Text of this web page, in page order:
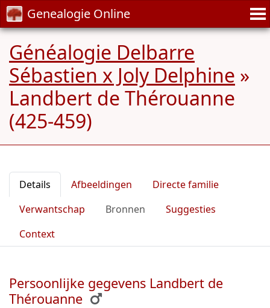
Genealogie Online
Généalogie Delbarre
Sébastien x Joly Delphine »
Landbert de Thérouanne
(425-459)
Details Afbeeldingen
Directe familie
Verwantschap
Bronnen
Suggesties
Context
Persoonlijke gegevens Landbert de
Thérouanne